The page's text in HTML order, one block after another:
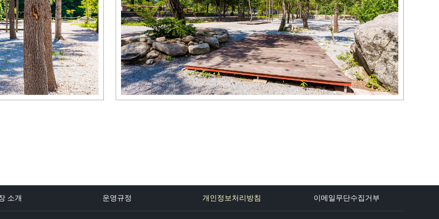
소개 운영규정 개인정보처리방침 이메일무단수집거부